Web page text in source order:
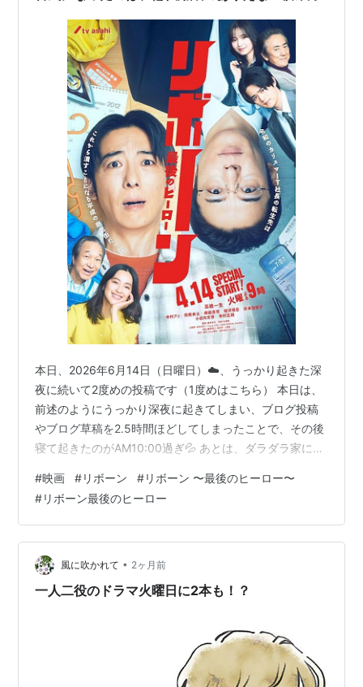
本日、2026年6月14日（日曜日）☁️、うっかり起きた深
夜に続いて2度めの投稿です（1度めはこちら） 本日は、
前述のようにうっかり深夜に起きてしまい、ブログ投稿
やブログ草稿を2.5時間ほどしてしまったことで、その後
寝て起きたのがAM10:00過ぎ💦 あとは、ダラダラ家にい
来て、一緒に夕食を食べました。 以下は、国内ドラマの
鑑賞記録です📺 ランキング参加中gooからきました ラン
キング参加中映画 ランキング参加中国内ドラマ ランキン
グ参加中映画のレビューブログ ランキング参加中映画 ラ
ンキング参加中邦画 ランキング参加中はてなブログ映画
部 「…
#映画 #リボーン #リボーン 〜最後のヒーロー〜
#リボーン最後のヒーロー
風に吹かれて • 2ヶ月前
一人二役のドラマ火曜日に2本も！？